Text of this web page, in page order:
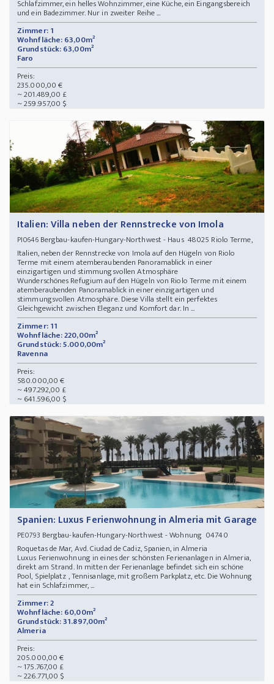
Schlafzimmer, ein helles Wohnzimmer, eine Küche, ein Eingangsbereich
und ein Badezimmer. Nur in zweiter Reihe ...
Zimmer: 1
Wohnfläche: 63,00m²
Grundstück: 63,00m²
Faro
Preis:
235.000,00 €
~ 201.489,00 £
~ 259.957,00 $
Italien: Villa neben der Rennstrecke von Imola
PI0646Bergbau-kaufen-Hungary-Northwest - Haus 48025 Riolo Terme,
Italien, neben der Rennstrecke von Imola auf den Hügeln von Riolo
Terme mit einem atemberaubenden Panoramablick in einer
einzigartigen und stimmungsvollen Atmosphäre
Wunderschönes Refugium auf den Hügeln von Riolo Terme mit einem
atemberaubenden Panoramablick in einer einzigartigen und
stimmungsvollen Atmosphäre. Diese Villa stellt ein perfektes
Gleichgewicht zwischen Eleganz und Komfort dar. In ...
Zimmer: 11
Wohnfläche: 220,00m²
Grundstück: 5.000,00m²
Ravenna
Preis:
580.000,00 €
~ 497.292,00 £
~ 641.596,00 $
Spanien: Luxus Ferienwohnung in Almeria mit Garage
PE0793 Bergbau-kaufen-Hungary-Northwest - Wohnung 04740
Roquetas de Mar, Avd. Ciudad de Cadiz, Spanien, in Almeria
Luxus Ferienwohnung in eines der schönsten Ferienanlagen in Almeria,
direkt am Strand. In mitten der Ferienanlage befindet sich ein schöne
Pool, Spielplatz , Tennisanlage, mit großem Parkplatz, etc. Die Wohnung
hat ein Schlafzimmer, ...
Zimmer: 2
Wohnfläche: 60,00m²
Grundstück: 31.897,00m²
Almeria
Preis:
205.000,00 €
~ 175.767,00 £
~ 226.771,00 $